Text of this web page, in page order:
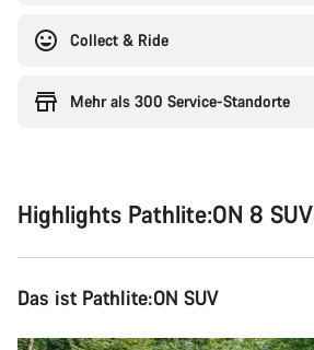
Collect & Ride
Mehr als 300 Service-Standorte
Highlights Pathlite:ON 8 SUV
Das ist Pathlite:ON SUV